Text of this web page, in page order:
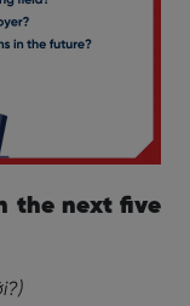
the next five